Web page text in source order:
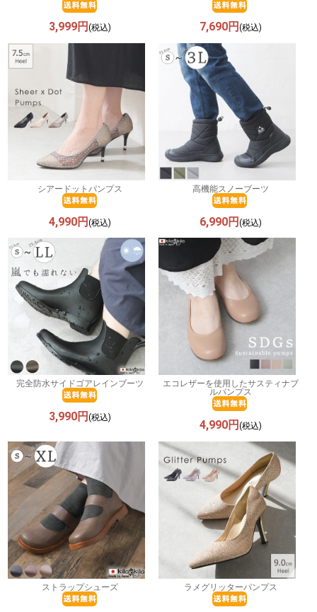
3,999円(税込) 7,690円 (税込)
シアードットパンプス
4,990円(税込)
高機能スノーブーツ
6,990円 (税込)
完全防水サイドゴアレインブーツ
3,990円(税込)
エコレザーを使用したサスティナブ
ルパンプス
4,990円 (税込)
ストラップシューズ ラメグリッターパンプス